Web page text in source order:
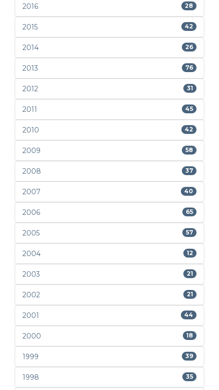
2016 28
2015 42
2014 26
2013 76
2012 31
2011 45
2010 42
2009 58
2008 37
2007 40
2006 65
2005 57
2004 12
2003 21
2002 21
2001 44
2000 18
1999 39
1998 35